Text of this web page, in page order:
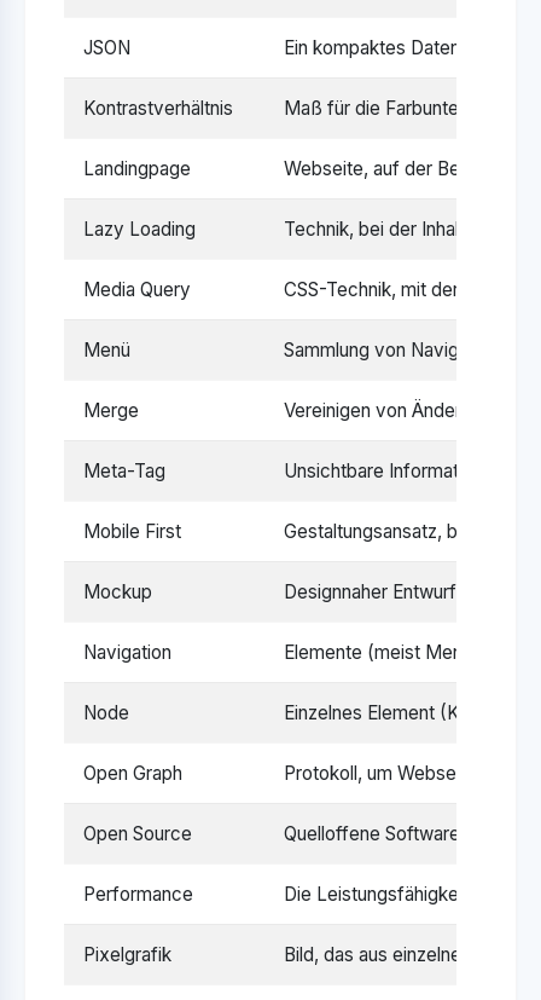
JSON Ein kompaktes Datenformat,
Kontrastverhältnis Maß für die Farbunterschiede
Landingpage Webseite, auf der Besucher
Lazy Loading Technik, bei der Inhalte wie
Media Query CSS-Technik, mit der Stile je
Menü Sammlung von
Merge Vereinigen von Änderungen
Meta-Tag Unsichtbare Informationen im
Mobile First Gestaltungsansatz, bei dem
Mockup Designnaher Entwurf einer
Navigation Elemente (meist Menüs), die
Node Einzelnes Element (Knoten)
Open Graph Protokoll, um Webseiten-
Open Source Quelloffene Software, deren
Performance Die Leistungsfähigkeit und
Pixelgrafik Bild, das aus einzelnen Pixeln